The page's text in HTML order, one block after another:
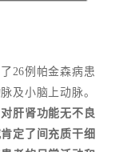
26例帕金森病患
及小脑上动脉。
肝肾功能无不良
定了间充质干细